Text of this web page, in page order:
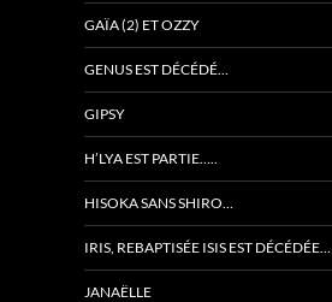
GAÏA (2) ET OZZY
GENUS EST DÉCÉDÉ…
GIPSY
H’LYA EST PARTIE…..
HISOKA SANS SHIRO…
IRIS, REBAPTISÉE ISIS EST DÉCÉDÉE…
JANAËLLE